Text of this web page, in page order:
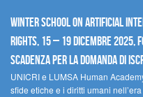
Winter School on Artificial
Rights, 15 – 19 dicembre 2025,
scadenza per la domanda di
UNICRI e LUMSA Human
sfide etiche e i diritti umani nell’era